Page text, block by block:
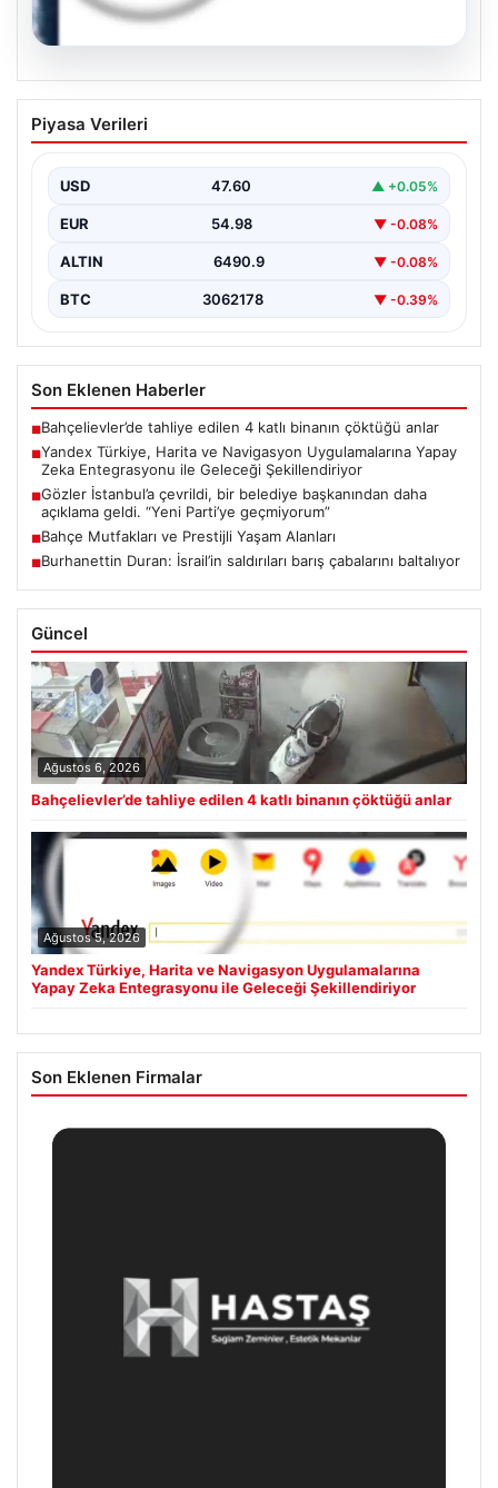
05.08.2026
Yandex Türkiye, Harita ve Navigasyon
Uygulamalarına Yapay Zeka
Şekillendiriyor
Yandex Türkiye, teknolojik gelişmeler ışığında önemli
bir adım atarak, en popüler harita ve navigasyon…
Piyasa Verileri
USD 47.60 ▲ +0.05%
EUR 54.98 ▼ -0.08%
ALTIN 6490.9 ▼ -0.08%
BTC 3062178 ▼ -0.39%
Son Eklenen Haberler
■Bahçelievler’de tahliye edilen 4 katlı binanın çöktüğü anlar
■Yandex Türkiye, Harita ve Navigasyon Uygulamalarına Yapay
Zeka Entegrasyonu ile Geleceği Şekillendiriyor
■Gözler İstanbul’a çevrildi, bir belediye başkanından daha
açıklama geldi. “Yeni Parti’ye geçmiyorum”
■Bahçe Mutfakları ve Prestijli Yaşam Alanları
■Burhanettin Duran: İsrail’in saldırıları barış çabalarını baltalıyor
Güncel
Ağustos 6, 2026
Bahçelievler’de tahliye edilen 4 katlı binanın çöktüğü anlar
Ağustos 5, 2026
Yandex Türkiye, Harita ve Navigasyon Uygulamalarına
Yapay Zeka Entegrasyonu ile Geleceği Şekillendiriyor
Son Eklenen Firmalar